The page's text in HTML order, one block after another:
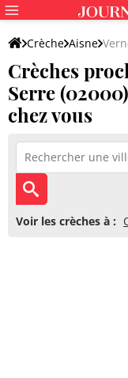
Crèche Aisne
Crèches
Serre
chez vous
Voir les crèches à :